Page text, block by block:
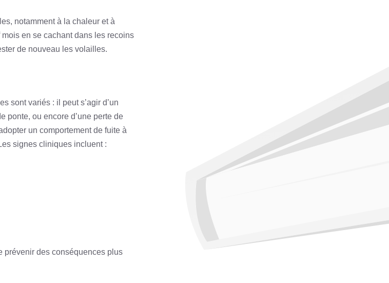
notamment à la chaleur et à
mois en se cachant dans les recoins
de nouveau les volailles.
sont variés : il peut s’agir d’un
ponte, ou encore d’une perte de
un comportement de fuite à
signes cliniques incluent :
prévenir des conséquences plus